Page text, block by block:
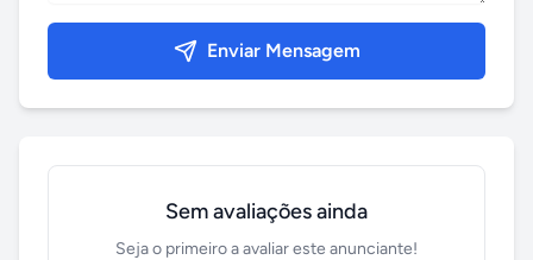
Enviar Mensagem
Sem avaliações ainda
Seja o primeiro a avaliar este anunciante!